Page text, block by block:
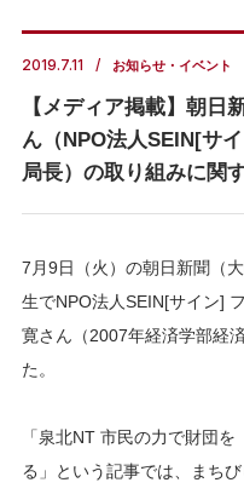
2019.7.11 お知らせ・イベント
【メディア掲載】朝日
ん（NPO法人SEIN[サ
局長）の取り組みに関
7月9日（火）の朝日新聞（
生でNPO法人SEIN[サイン]
寛さん（2007年経済学部経
た。
「泉北NT 市民の力で財団
る」という記事では、まち